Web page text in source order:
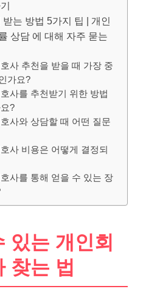
는 방법 5가지 팁 | 개인
상담 에 대해 자주 묻는
사 추천을 받을 때 가장 중
가요?
사를 추천받기 위한 방법
?
사와 상담할 때 어떤 질문
사 비용은 어떻게 결정되
사를 통해 얻을 수 있는 장
있는 개인회
찾는 법